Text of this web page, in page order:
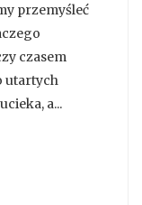
przemyśleć
czasem
utartych
a...